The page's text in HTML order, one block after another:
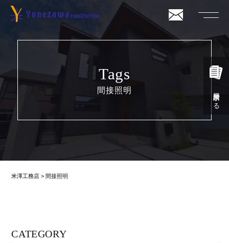
資料請求する
Tags
間接照明
米澤工務店 >間接照明
CATEGORY